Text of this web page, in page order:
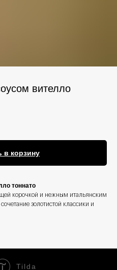
вителло
в корзину
тоннато
корочкой и нежным итальянским
золотистой классики и
Tilda